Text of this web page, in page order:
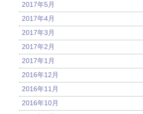
2017年5月
2017年4月
2017年3月
2017年2月
2017年1月
2016年12月
2016年11月
2016年10月